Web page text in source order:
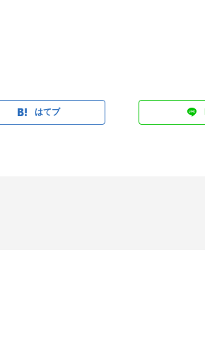
はてブ